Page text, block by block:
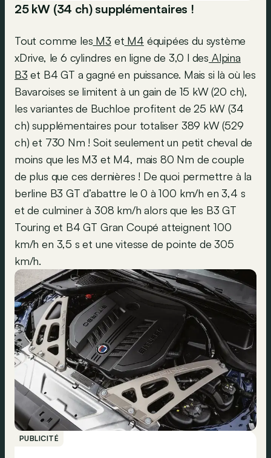
25 kW (34 ch) supplémentaires !
Tout comme les M3 et M4 équipées du système
xDrive, le 6 cylindres en ligne de 3,0 l des Alpina
B3 et B4 GT a gagné en puissance. Mais si là où les
Bavaroises se limitent à un gain de 15 kW (20 ch),
les variantes de Buchloe profitent de 25 kW (34
ch) supplémentaires pour totaliser 389 kW (529
ch) et 730 Nm ! Soit seulement un petit cheval de
moins que les M3 et M4, mais 80 Nm de couple
de plus que ces dernières ! De quoi permettre à la
berline B3 GT d’abattre le 0 à 100 km/h en 3,4 s
et de culminer à 308 km/h alors que les B3 GT
Touring et B4 GT Gran Coupé atteignent 100
km/h en 3,5 s et une vitesse de pointe de 305
km/h.
PUBLICITÉ